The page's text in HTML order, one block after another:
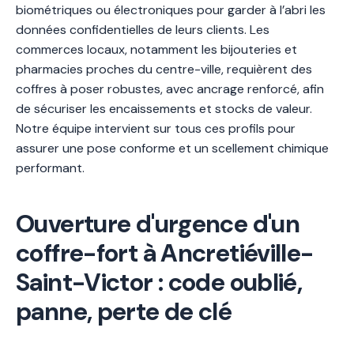
biométriques ou électroniques pour garder à l’abri les
données confidentielles de leurs clients. Les
commerces locaux, notamment les bijouteries et
pharmacies proches du centre-ville, requièrent des
coffres à poser robustes, avec ancrage renforcé, afin
de sécuriser les encaissements et stocks de valeur.
Notre équipe intervient sur tous ces profils pour
assurer une pose conforme et un scellement chimique
performant.
Ouverture d'urgence d'un
coffre-fort à Ancretiéville-
Saint-Victor : code oublié,
panne, perte de clé